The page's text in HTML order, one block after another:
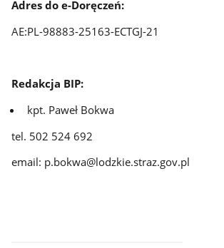
Adres do e-Doręczeń:
AE:PL-98883-25163-ECTGJ-21
Redakcja BIP:
kpt. Paweł Bokwa
tel. 502 524 692
email: p.bokwa@lodzkie.straz.gov.pl